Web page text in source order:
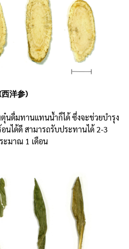
西洋参)
ตุ๋นดื่มทานแทนน้ำก็ได้ ซึ่งจะช่วยบำรุง
นได้ดี สามารถรับประทานได้ 2-3
ะมาณ 1 เดือน